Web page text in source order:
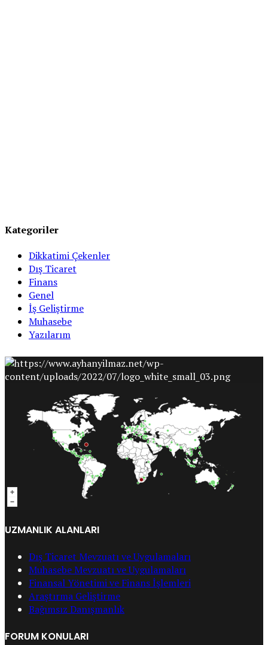
Kategoriler
Dikkatimi Çekenler
Dış Ticaret
Finans
Genel
İş Geliştirme
Muhasebe
Yazılarım
UZMANLIK ALANLARI
Dış Ticaret Mevzuatı ve Uygulamaları
Muhasebe Mevzuatı ve Uygulamaları
Finansal Yönetimi ve Finans İşlemleri
Araştırma Geliştirme
Bağımsız Danışmanlık
FORUM KONULARI